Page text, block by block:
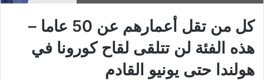
كل من تقل أعمارهم عن 50 عاما –
هذه الفئة لن تتلقى لقاح كورونا في
هولندا حتى يونيو القادم